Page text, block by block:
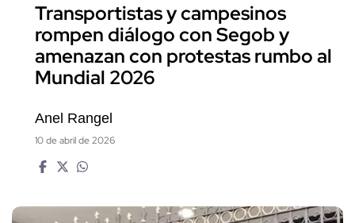
Transportistas y campesinos
rompen diálogo con Segob y
amenazan con protestas rumbo al
Mundial 2026
Anel Rangel
10 de abril de 2026